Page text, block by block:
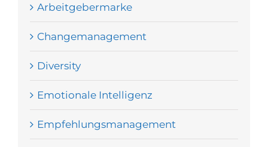
Arbeitgebermarke
Changemanagement
Diversity
Emotionale Intelligenz
Empfehlungsmanagement